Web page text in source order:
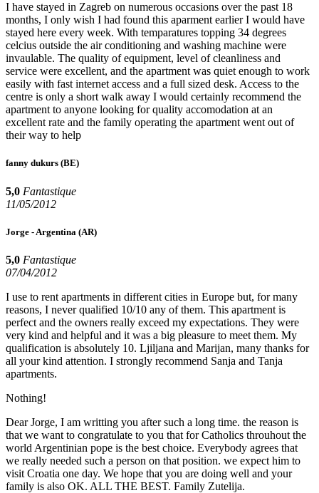
I have stayed in Zagreb on numerous occasions over the past 18
months, I only wish I had found this aparment earlier I would have
stayed here every week. With temparatures topping 34 degrees
celcius outside the air conditioning and washing machine were
invaulable. The quality of equipment, level of cleanliness and
service were excellent, and the apartment was quiet enough to work
easily with fast internet access and a full sized desk. Access to the
centre is only a short walk away I would certainly recommend the
apartment to anyone looking for quality accomodation at an
excellent rate and the family operating the apartment went out of
their way to help
fanny dukurs (BE)
5,0 Fantastique
11/05/2012
Jorge - Argentina (AR)
5,0 Fantastique
07/04/2012
I use to rent apartments in different cities in Europe but, for many
reasons, I never qualified 10/10 any of them. This apartment is
perfect and the owners really exceed my expectations. They were
very kind and helpful and it was a big pleasure to meet them. My
qualification is absolutely 10. Ljiljana and Marijan, many thanks for
all your kind attention. I strongly recommend Sanja and Tanja
apartments.
Nothing!
Dear Jorge, I am writting you after such a long time. the reason is
that we want to congratulate to you that for Catholics throuhout the
world Argentinian pope is the best choice. Everybody agrees that
we really needed such a person on that position. we expect him to
visit Croatia one day. We hope that you are doing well and your
family is also OK. ALL THE BEST. Family Zutelija.